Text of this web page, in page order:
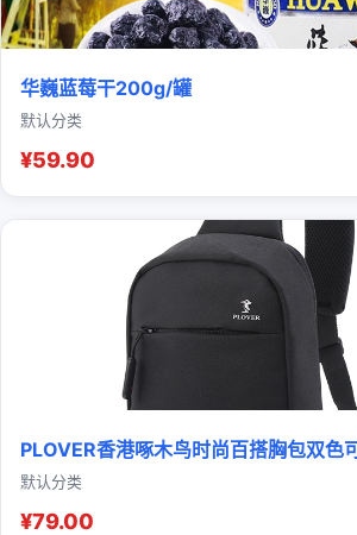
华巍蓝莓干200g/罐
默认分类
¥59.90
PLOVER香港啄木鸟时尚百搭胸包双色
默认分类
¥79.00